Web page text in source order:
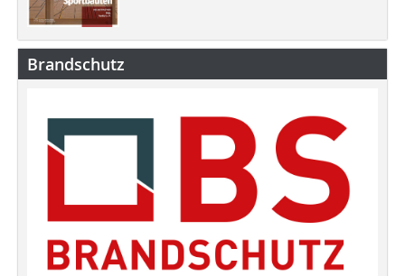
Brandschutz